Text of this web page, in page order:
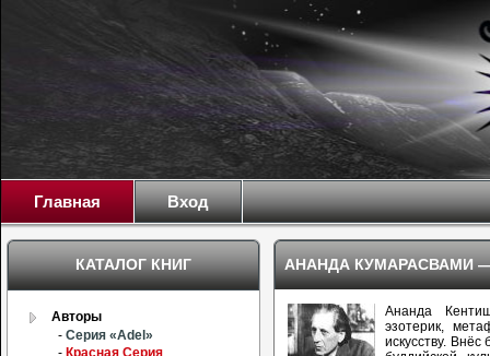
Главная Вход
АНАНДА КУМАРАСВАМИ
Ананда
эзотерик,
искусству.
КАТАЛОГ КНИГ
Авторы
-Серия «Adel»